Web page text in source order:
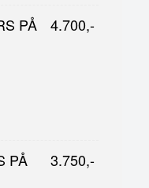
PÅ
4.700,-
PÅ
3.750,-